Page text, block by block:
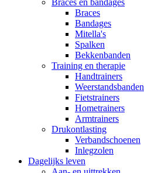
Braces en bandages
Braces
Bandages
Mitella's
Spalken
Bekkenbanden
Training en therapie
Handtrainers
Weerstandsbanden
Fietstrainers
Hometrainers
Armtrainers
Drukontlasting
Verbandschoenen
Inlegzolen
Dagelijks leven